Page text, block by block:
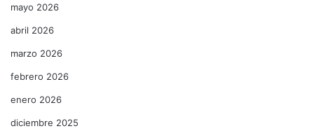
mayo 2026
abril 2026
marzo 2026
febrero 2026
enero 2026
diciembre 2025